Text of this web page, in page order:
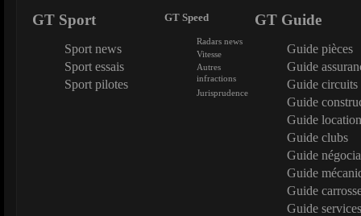
GT Sport
Sport news
Sport essais
Sport pilotes
GT Speed
Radars news
Vitesse
Autres
infractions
Jurisprudence
GT Guide
Guide pièces
Guide
Guide circuits
Guide
Guide location
Guide clubs
Guide
Guide
Guide
Guide services